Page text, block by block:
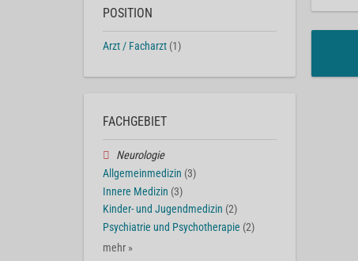
POSITION
Arzt / Facharzt (1)
FACHGEBIET
Neurologie
Allgemeinmedizin (3)
Innere Medizin (3)
Kinder- und Jugendmedizin (2)
Psychiatrie und Psychotherapie (2)
mehr »